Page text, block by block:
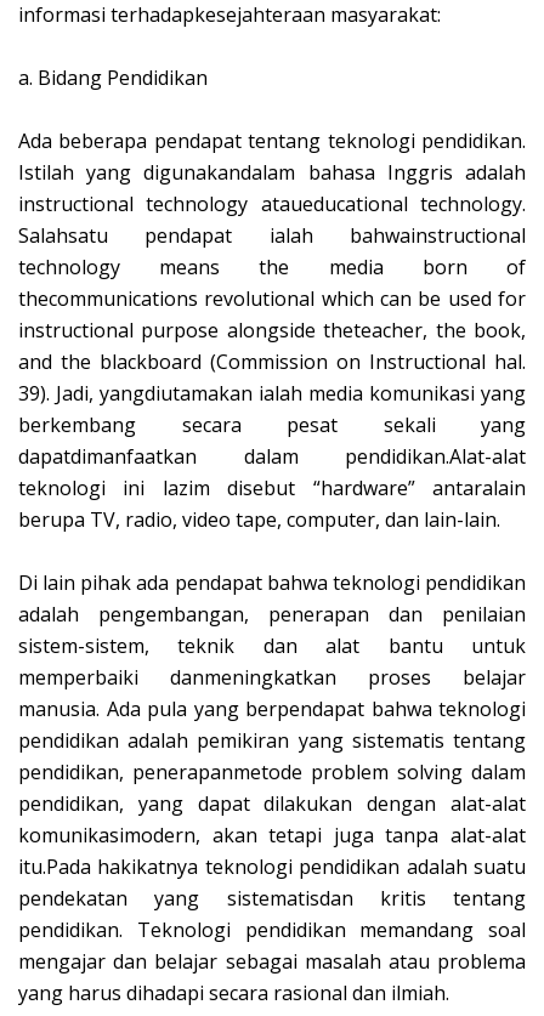
informasi terhadapkesejahteraan masyarakat:
a. Bidang Pendidikan
Ada beberapa pendapat tentang teknologi pendidikan.
Istilah yang digunakandalam bahasa Inggris adalah
instructional technology ataueducational technology.
Salahsatu pendapat ialah bahwainstructional
technology means the media born of
thecommunications revolutional which can be used for
instructional purpose alongside theteacher, the book,
and the blackboard (Commission on Instructional hal.
39). Jadi, yangdiutamakan ialah media komunikasi yang
berkembang secara pesat sekali yang
dapatdimanfaatkan dalam pendidikan.Alat-alat
teknologi ini lazim disebut “hardware” antaralain
berupa TV, radio, video tape, computer, dan lain-lain.
Di lain pihak ada pendapat bahwa teknologi pendidikan
adalah pengembangan, penerapan dan penilaian
sistem-sistem, teknik dan alat bantu untuk
memperbaiki danmeningkatkan proses belajar
manusia. Ada pula yang berpendapat bahwa teknologi
pendidikan adalah pemikiran yang sistematis tentang
pendidikan, penerapanmetode problem solving dalam
pendidikan, yang dapat dilakukan dengan alat-alat
komunikasimodern, akan tetapi juga tanpa alat-alat
itu.Pada hakikatnya teknologi pendidikan adalah suatu
pendekatan yang sistematisdan kritis tentang
pendidikan. Teknologi pendidikan memandang soal
mengajar dan belajar sebagai masalah atau problema
yang harus dihadapi secara rasional dan ilmiah.